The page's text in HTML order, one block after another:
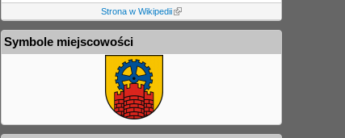
Strona w Wikipedii
Symbole miejscowości